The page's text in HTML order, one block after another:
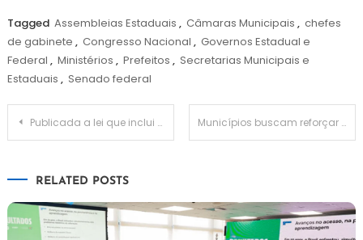
Tagged Assembleias Estaduais , Câmaras Municipais , chefes
de gabinete , Congresso Nacional , Governos Estadual e
Federal , Ministérios , Prefeitos , Secretarias Municipais e
Estaduais , Senado federal
Navegação
Publicada a lei que inclui atividades complementares nas despesas de educação Municípios buscam reforçar segurança escolar, mas verba não representa nem R$ 5 mil por escola
RELATED POSTS